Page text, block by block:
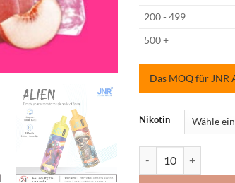
200 - 499
500 +
Das MOQ für JNR
Nikotin